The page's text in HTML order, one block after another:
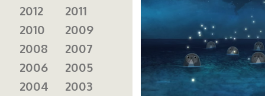
2012
2011
2010
2009
2008
2007
2006
2005
2004
2003